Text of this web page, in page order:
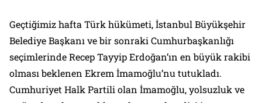
Geçtiğimiz hafta Türk hükümeti, İstanbul Büyükşehir
Belediye Başkanı ve bir sonraki Cumhurbaşkanlığı
seçimlerinde Recep Tayyip Erdoğan’ın en büyük rakibi
olması beklenen Ekrem İmamoğlu’nu tutukladı.
Cumhuriyet Halk Partili olan İmamoğlu, yolsuzluk ve